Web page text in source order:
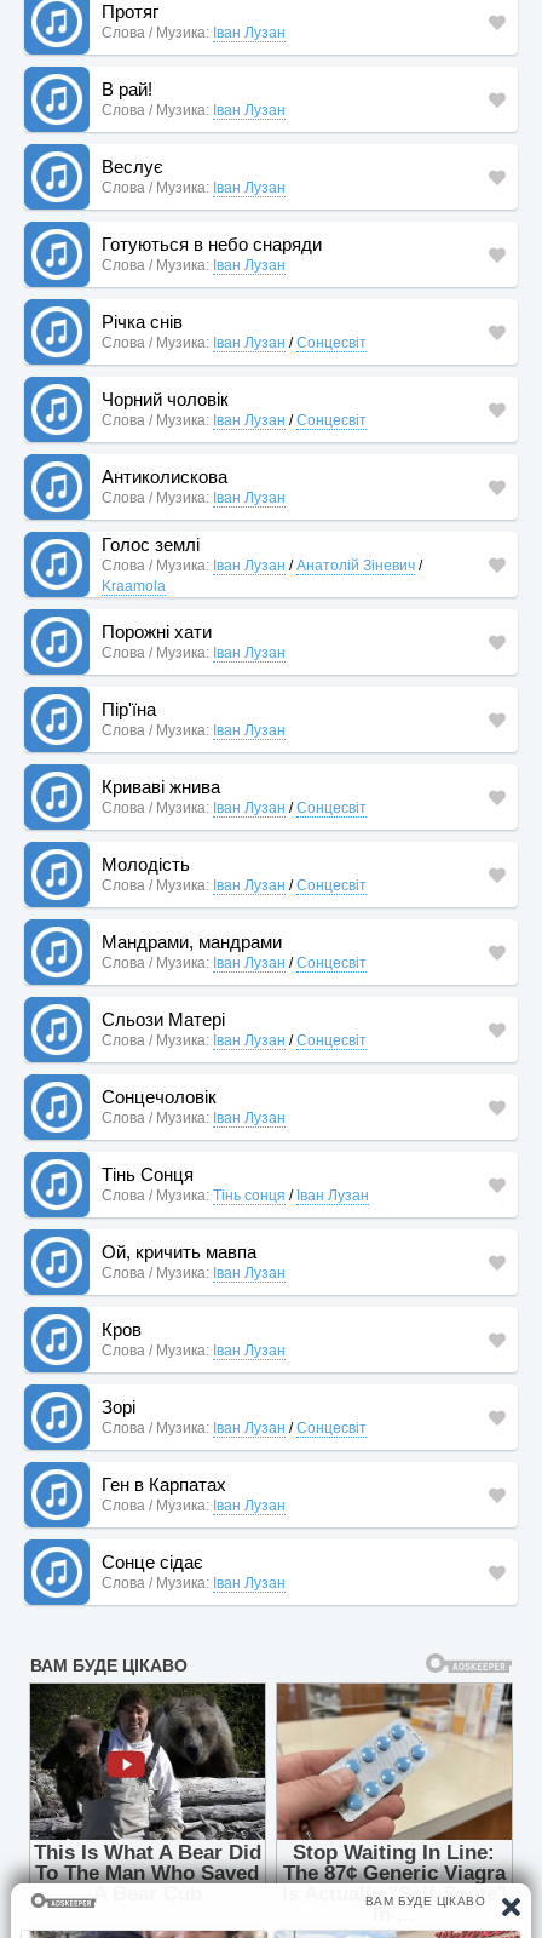
Протяг
Слова / Музика: Іван Лузан
В рай!
Слова / Музика: Іван Лузан
Веслує
Слова / Музика: Іван Лузан
Готуються в небо снаряди
Слова / Музика: Іван Лузан
Річка снів
Слова / Музика: Іван Лузан /Сонцесвіт
Чорний чоловік
Слова / Музика: Іван Лузан /Сонцесвіт
Антиколискова
Слова / Музика: Іван Лузан
Голос землі
Слова / Музика: Іван Лузан /Анатолій Зіневич /
Kraamola
Порожні хати
Слова / Музика: Іван Лузан
Пір'їна
Слова / Музика: Іван Лузан
Криваві жнива
Слова / Музика: Іван Лузан /Сонцесвіт
Молодість
Слова / Музика: Іван Лузан /Сонцесвіт
Мандрами, мандрами
Слова / Музика: Іван Лузан /Сонцесвіт
Сльози Матері
Слова / Музика: Іван Лузан /Сонцесвіт
Сонцечоловік
Слова / Музика: Іван Лузан
Тінь Сонця
Слова / Музика: Тінь сонця / Іван Лузан
Ой, кричить мавпа
Слова / Музика: Іван Лузан
Кров
Слова / Музика: Іван Лузан
Зорі
Слова / Музика: Іван Лузан /Сонцесвіт
Ген в Карпатах
Слова / Музика: Іван Лузан
Сонце сідає
Слова / Музика: Іван Лузан